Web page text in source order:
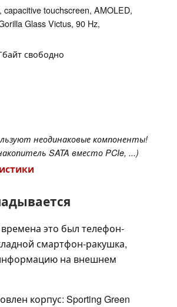
touchscreen, AMOLED,
Glass Victus, 90 Hz,
свободно
неодинаковые компоненты!
SATA вместо PCIe, ...)
это был телефон-
смартфон-ракушка,
на внешнем
корпус: Sporting Green